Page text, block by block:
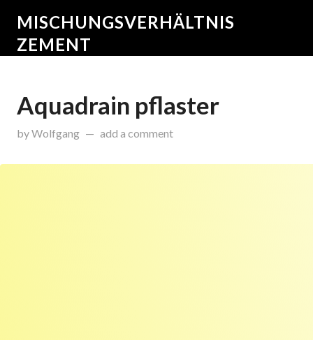
MISCHUNGSVERHÄLTNIS
ZEMENT
Aquadrain pflaster
byWolfgang onOktober 27, 2015
add a comment